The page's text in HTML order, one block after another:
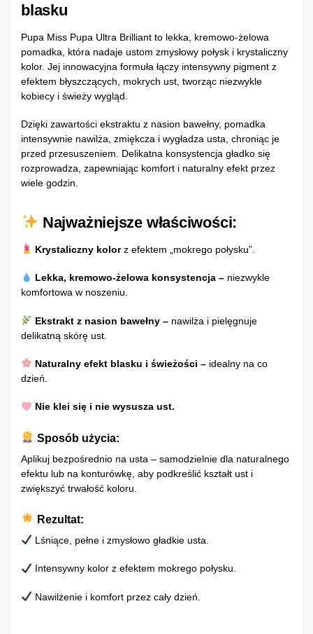
blasku
Pupa Miss Pupa Ultra Brilliant to lekka, kremowo-żelowa
pomadka, która nadaje ustom zmysłowy połysk i krystaliczny
kolor. Jej innowacyjna formuła łączy intensywny pigment z
efektem błyszczących, mokrych ust, tworząc niezwykle
kobiecy i świeży wygląd.
Dzięki zawartości ekstraktu z nasion bawełny, pomadka
intensywnie nawilża, zmiękcza i wygładza usta, chroniąc je
przed przesuszeniem. Delikatna konsystencja gładko się
rozprowadza, zapewniając komfort i naturalny efekt przez
wiele godzin.
Najważniejsze właściwości:
Krystaliczny kolorz efektem „mokrego połysku”.
Lekka, kremowo-żelowa konsystencja –niezwykle
komfortowa w noszeniu.
Ekstrakt z nasion bawełny –nawilża i pielęgnuje
delikatną skórę ust.
Naturalny efekt blasku i świeżości –idealny na co
dzień.
Nie klei się i nie wysusza ust.
Sposób użycia:
Aplikuj bezpośrednio na usta – samodzielnie dla naturalnego
efektu lub na konturówkę, aby podkreślić kształt ust i
zwiększyć trwałość koloru.
Rezultat:
Lśniące, pełne i zmysłowo gładkie usta.
Intensywny kolor z efektem mokrego połysku.
Nawilżenie i komfort przez cały dzień.